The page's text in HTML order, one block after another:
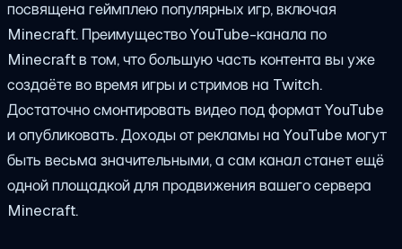
посвящена геймплею популярных игр, включая
Minecraft. Преимущество YouTube-канала по
Minecraft в том, что большую часть контента вы уже
создаёте во время игры и стримов на Twitch.
Достаточно смонтировать видео под формат YouTube
и опубликовать. Доходы от рекламы на YouTube могут
быть весьма значительными, а сам канал станет ещё
одной площадкой для продвижения вашего сервера
Minecraft.